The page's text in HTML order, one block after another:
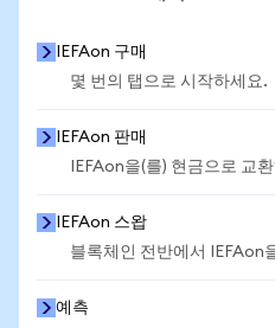
IEFAon 구매
몇 번의 탭으로 시작하세요.
IEFAon 판매
IEFAon을(를) 현금으로 교
IEFAon 스왑
블록체인 전반에서 IEFAon
예측